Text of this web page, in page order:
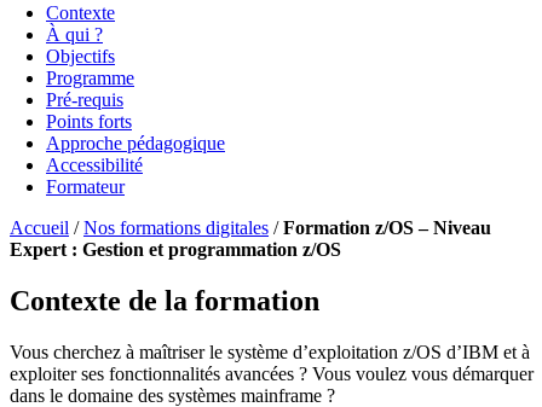
Contexte
À qui ?
Objectifs
Programme
Pré-requis
Points forts
Approche pédagogique
Accessibilité
Formateur
Accueil /Nos formations digitales /Formation z/OS – Niveau
Expert : Gestion et programmation z/OS
Contexte de la formation
Vous cherchez à maîtriser le système d’exploitation z/OS d’IBM et à
exploiter ses fonctionnalités avancées ? Vous voulez vous démarquer
dans le domaine des systèmes mainframe ?